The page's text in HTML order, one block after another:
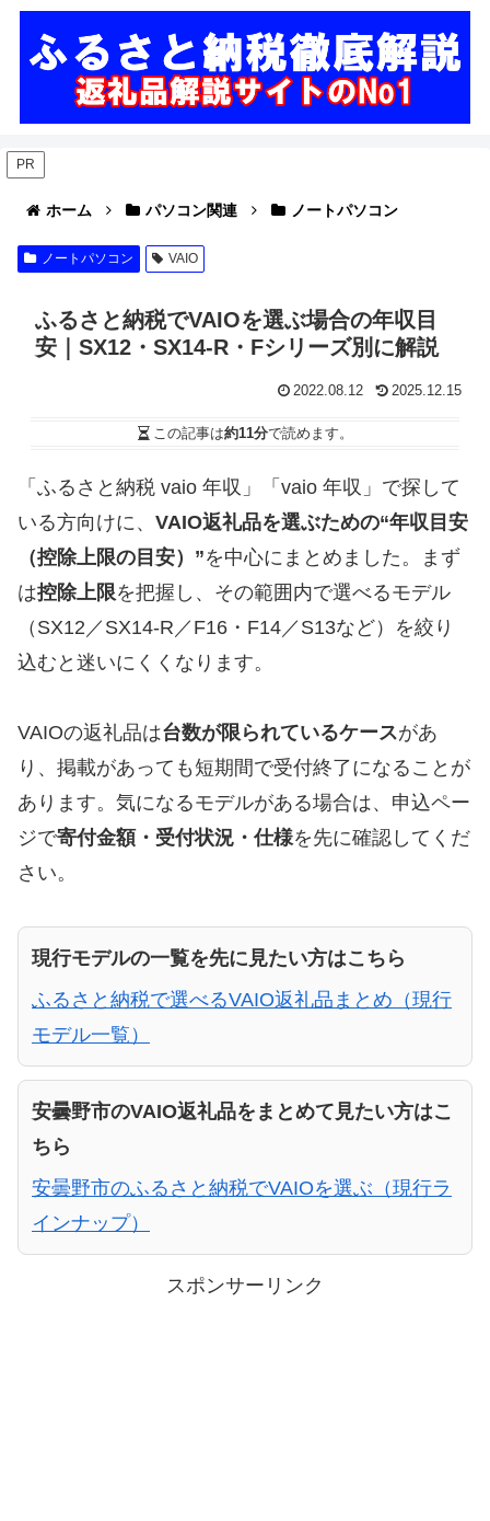
PR
ホーム パソコン関連 ノートパソコン
ノートパソコン VAIO
ふるさと納税でVAIOを選ぶ場合の年収目
安｜SX12・SX14-R・Fシリーズ別に解説
2022.08.12 2025.12.15
この記事は約11分で読めます。
「ふるさと納税 vaio 年収」「vaio 年収」で探して
いる方向けに、 VAIO返礼品を選ぶための“年収目安
（控除上限の目安）”を中心にまとめました。まず
は控除上限を把握し、その範囲内で選べるモデル
（SX12／SX14-R／F16・F14／S13など）を絞り
込むと迷いにくくなります。
VAIOの返礼品は台数が限られているケースがあ
り、掲載があっても短期間で受付終了になることが
あります。気になるモデルがある場合は、申込ペー
ジで寄付金額・受付状況・仕様を先に確認してくだ
さい。
現行モデルの一覧を先に見たい方はこちら
ふるさと納税で選べるVAIO返礼品まとめ（現行
モデル一覧）
安曇野市のVAIO返礼品をまとめて見たい方はこ
ちら
安曇野市のふるさと納税でVAIOを選ぶ（現行ラ
インナップ）
スポンサーリンク